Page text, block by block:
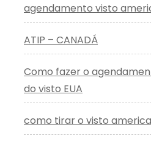
agendamento visto
ATIP – CANADÁ
Como fazer o
do visto EUA
como tirar o visto